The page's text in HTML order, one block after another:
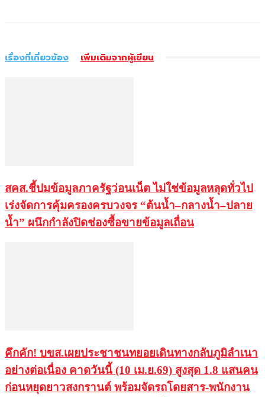
เรื่องที่เกี่ยวข้อง เพิ่มเติมจากผู้เขียน
สคส.ชี้ปมข้อมูลภาครัฐว่อนเน็ต ไม่ใช่ข้อมูลหลุดทั่วไป
เร่งจัดการคุ้มครองครบวงจร “ต้นน้ำ–กลางน้ำ–ปลาย
น้ำ” ผนึกกำลังปิดช่องซื้อขายข้อมูลเถื่อน
คึกคัก! บขส.เผยประชาชนทยอยเดินทางกลับภูมิลำเนา
อย่างต่อเนื่อง คาดวันนี้ (10 เม.ย.69) สูงสุด 1.8 แสนคน
ก่อนหยุดยาวสงกรานต์ พร้อมจัดรถโดยสาร-พนักงาน